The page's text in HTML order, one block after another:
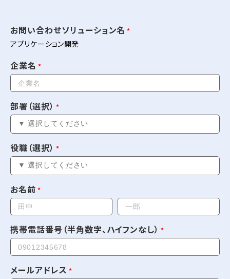
お問い合わせソリューション名
アプリケーション開発
企業名
部署（選択）
役職（選択）
お名前
携帯電話番号（半角数字、ハイフンなし）
メールアドレス